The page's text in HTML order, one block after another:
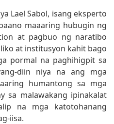
Lael Sabol, isang eksperto
maaaring hubugin ng
at pagbuo ng naratibo
at institusyon kahit bago
pormal na paghihigpit sa
diin niya na ang mga
humantong sa mga
sa malawakang ipinakalat
na mga katotohanang
iisa.